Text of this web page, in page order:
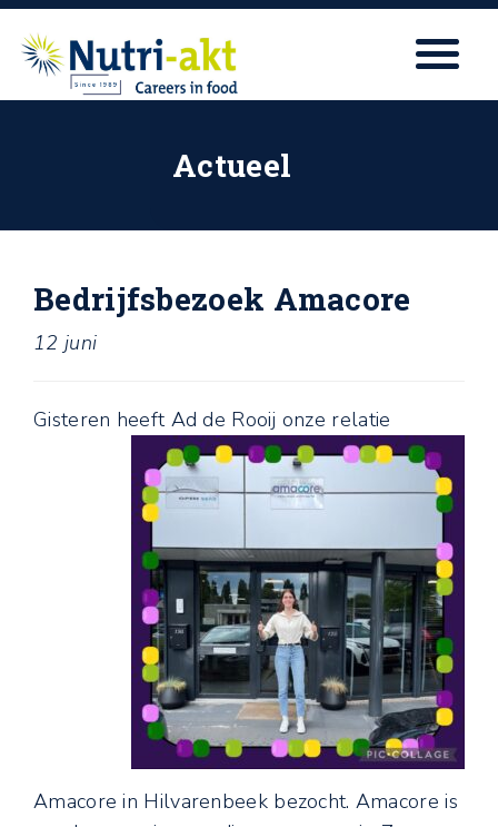
Actueel
Bedrijfsbezoek Amacore
12 juni
Gisteren heeft Ad de Rooij onze relatie
Amacore in Hilvarenbeek bezocht. Amacore is